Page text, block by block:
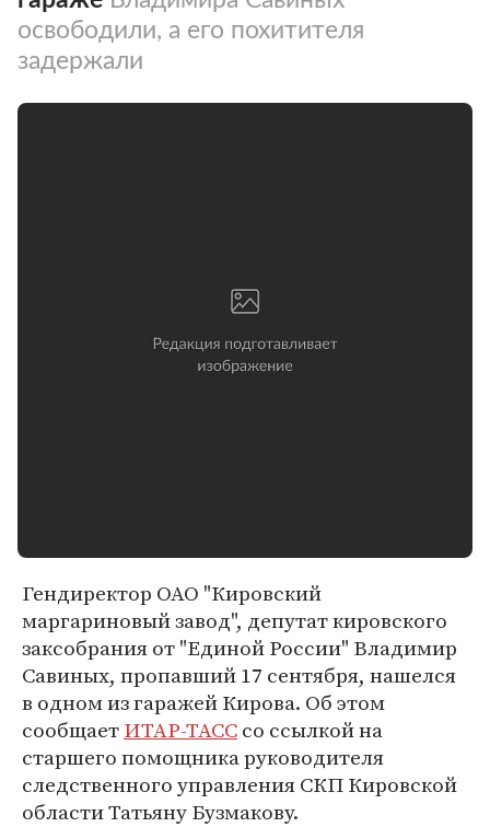
освободили, а его похитителя
задержали
Гендиректор ОАО "Кировский
маргариновый завод", депутат кировского
заксобрания от "Единой России" Владимир
Савиных, пропавший 17 сентября, нашелся
в одном из гаражей Кирова. Об этом
сообщаетИТАР-ТАССсо ссылкой на
старшего помощника руководителя
следственного управления СКП Кировской
области Татьяну Бузмакову.